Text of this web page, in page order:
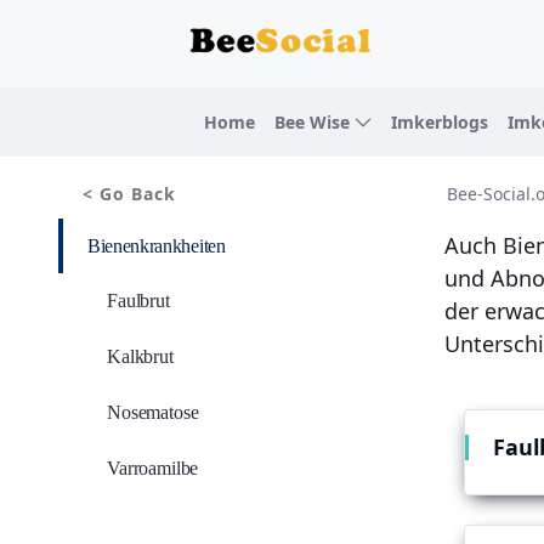
Home Bee Wise Imkerblogs
< Go Back
Bienenkrankheiten
Faulbrut
Kalkbrut
Nosematose
Varroamilbe
Bee-
Auch
und
der